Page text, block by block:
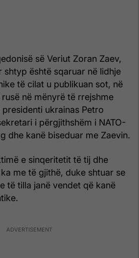
së Veriut Zoran Zaev,
shtyp është sqaruar në lidhje
të cilat u publikuan sot, në
në mënyrë të rrejshme
ukrainas Petro
i përgjithshëm i NATO-
dhe kanë biseduar me Zaevin.
e sinqeritetit të tij dhe
me të gjithë, duke shtuar se
të tilla janë vendet që kanë